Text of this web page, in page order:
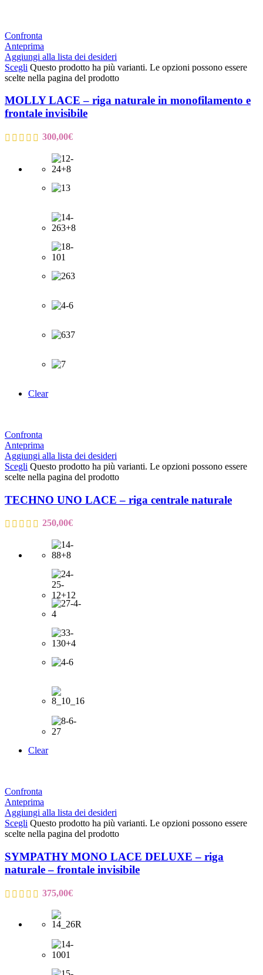
Confronta
Anteprima
Aggiungi alla lista dei desideri
Scegli Questo prodotto ha più varianti. Le opzioni possono essere
scelte nella pagina del prodotto
MOLLY LACE – riga naturale in monofilamento e
frontale invisibile
300,00€
Clear
Confronta
Anteprima
Aggiungi alla lista dei desideri
Scegli Questo prodotto ha più varianti. Le opzioni possono essere
scelte nella pagina del prodotto
TECHNO UNO LACE – riga centrale naturale
250,00€
Clear
Confronta
Anteprima
Aggiungi alla lista dei desideri
Scegli Questo prodotto ha più varianti. Le opzioni possono essere
scelte nella pagina del prodotto
SYMPATHY MONO LACE DELUXE – riga
naturale – frontale invisibile
375,00€